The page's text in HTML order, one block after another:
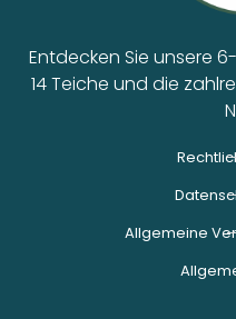
Entdecken Sie unsere
14 Teiche und die
Allgemeine